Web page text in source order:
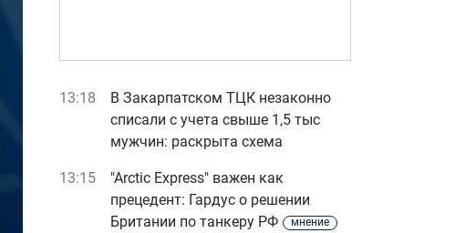
13:18
В Закарпатском ТЦК незаконно
списали с учета свыше 1,5 тыс
мужчин: раскрыта схема
13:15
"Arctic Express" важен как
прецедент: Гардус о решении
Британии по танкеру РФ
мнение